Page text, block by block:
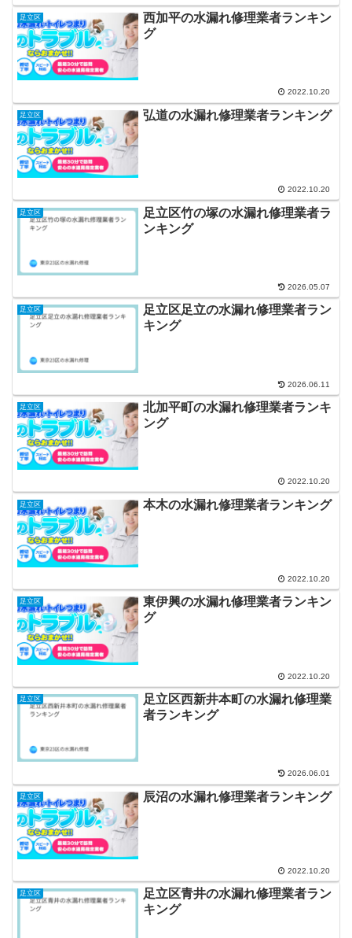
足立区
西加平の水漏れ修理業者ランキン
グ
2022.10.20
足立区 弘道の水漏れ修理業者ランキング
2022.10.20
足立区
足立区竹の塚の水漏れ修理業者ラ
ンキング
2026.05.07
足立区
足立区足立の水漏れ修理業者ラン
キング
2026.06.11
足立区
北加平町の水漏れ修理業者ランキ
ング
2022.10.20
足立区 本木の水漏れ修理業者ランキング
2022.10.20
足立区
東伊興の水漏れ修理業者ランキン
グ
2022.10.20
足立区
足立区西新井本町の水漏れ修理業
者ランキング
2026.06.01
足立区 辰沼の水漏れ修理業者ランキング
2022.10.20
足立区
足立区青井の水漏れ修理業者ラン
キング